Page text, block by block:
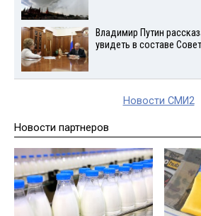
Владимир Путин
увидеть в составе
Новости СМИ2
Новости партнеров